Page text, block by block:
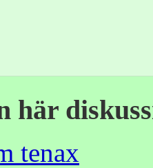
här
tenax